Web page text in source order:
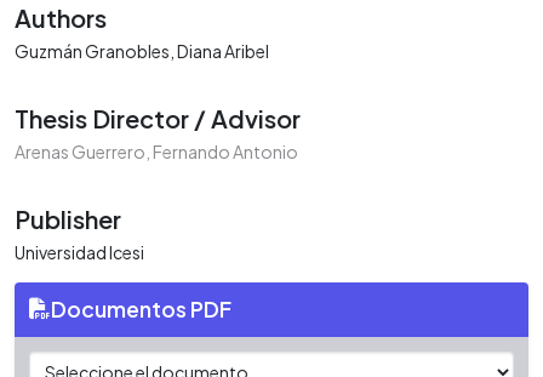
Authors
Guzmán Granobles, Diana Aribel
Thesis Director / Advisor
Arenas Guerrero, Fernando Antonio
Publisher
Universidad Icesi
Documentos PDF